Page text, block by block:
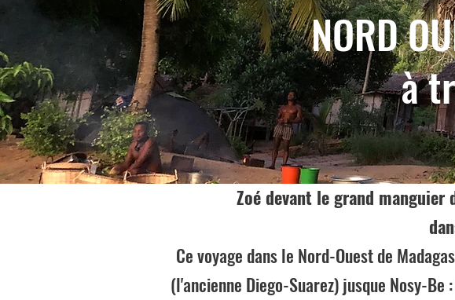
NORD
à
Zoé devant le grand
Ce voyage dans le Nord-Ouest de
(l'ancienne Diego-Suarez) jusque Nosy-